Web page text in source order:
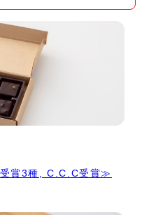
を大切にしつつも口の中で軽
けるのも楽しみの一つです。
ンドノワゼット イタリア産パ
イタリア産ヘーゼルナッツの
シトロン アーモンドプラリ
レモンで爽やかに。 3. プラリ
プラリネに、そばの個性的
ラリネ オーガニックのかぼ
した。 フランスのカマルグ
5. プラリネマンダリン 国産
賞3種, C.C.C受賞≫